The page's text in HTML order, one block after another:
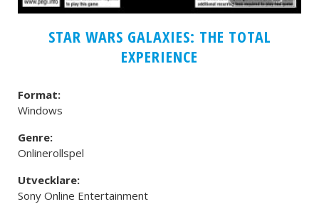
STAR WARS GALAXIES: THE TOTAL
EXPERIENCE
Format:
Windows
Genre:
Onlinerollspel
Utvecklare:
Sony Online Entertainment